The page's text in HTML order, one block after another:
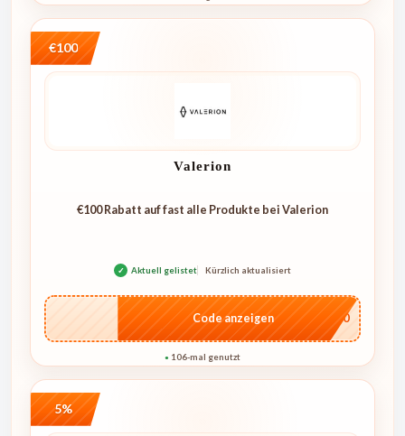
€100
Valerion
€100 Rabatt auf fast alle Produkte bei Valerion
✓ Aktuell gelistet Kürzlich aktualisiert
…L100
Code anzeigen
● 106-mal genutzt
5%